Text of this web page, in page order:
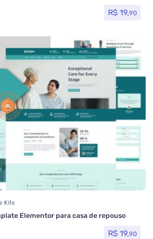
R$ 19,90
Kits
Elementor para casa de repouso
R$ 19,90